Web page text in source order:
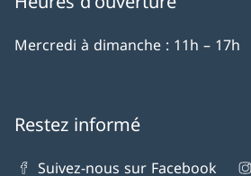
Mercredi à dimanche : 11h – 17h
Restez informé
Suivez-nous sur Facebook